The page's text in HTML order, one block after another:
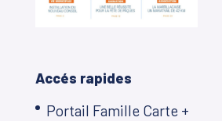
Accés rapides
Portail Famille Carte +